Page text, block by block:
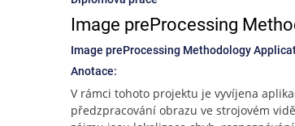
Image preProcessing
Image preProcessing Methodology
Anotace:
V rámci tohoto projektu je vyvíjena
předzpracování obrazu ve strojovém